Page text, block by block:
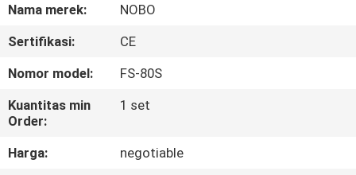
WISATA
PABRIK
KONTROL
KUALITAS
Nama merek:
NOBO
Sertifikasi:
CE
Nomor model:
FS-80S
Kuantitas min
Order:
1 set
Harga:
negotiable